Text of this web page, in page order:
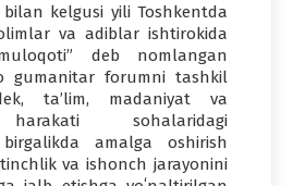
kelgusi yili Toshkentda
va adiblar ishtirokida
deb nomlangan
gumanitar forumni tashkil
taʼlim, madaniyat va
sohalaridagi
amalga oshirish
va ishonch jarayonini